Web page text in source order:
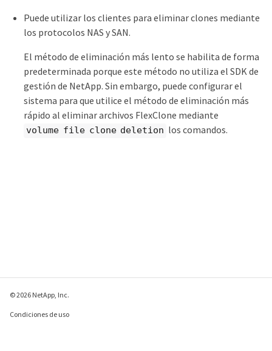
Puede utilizar los clientes para eliminar clones mediante
los protocolos NAS y SAN.
El método de eliminación más lento se habilita de forma
predeterminada porque este método no utiliza el SDK de
gestión de NetApp. Sin embargo, puede configurar el
sistema para que utilice el método de eliminación más
rápido al eliminar archivos FlexClone mediante
volume file clone deletion los comandos.
© 2026 NetApp, Inc.
Condiciones de uso